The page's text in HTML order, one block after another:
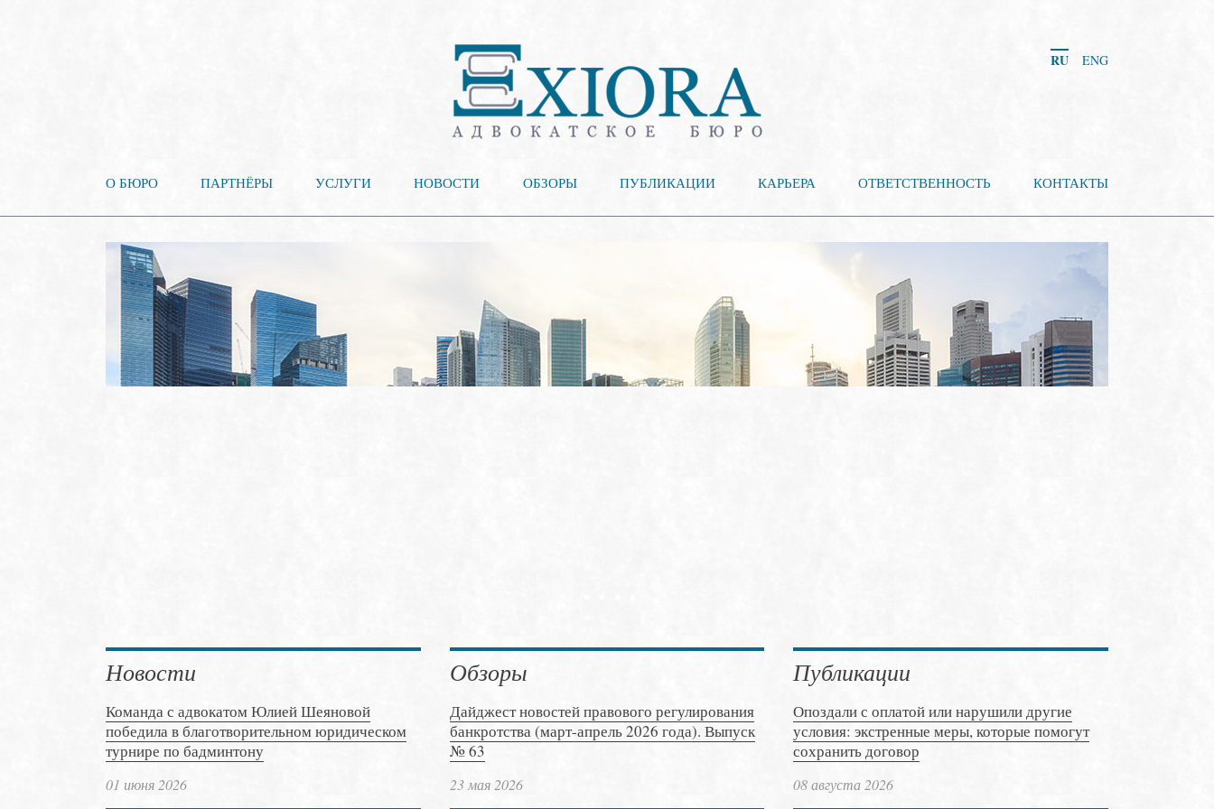
RU ENG
О БЮРО ПАРТНЁРЫ УСЛУГИ НОВОСТИ ОБЗОРЫ ПУБЛИКАЦИИ КАРЬЕРА ОТВЕТСТВЕННОСТЬ КОНТАКТЫ
Новости
Команда с адвокатом Юлией Шеяновой
победила в благотворительном юридическом
турнире по бадминтону
01 июня 2026
Обзоры
Дайджест новостей правового регулирования
банкротства (март-апрель 2026 года). Выпуск
№ 63
23 мая 2026
Публикации
Опоздали с оплатой или нарушили другие
условия: экстренные меры, которые помогут
сохранить договор
08 августа 2026